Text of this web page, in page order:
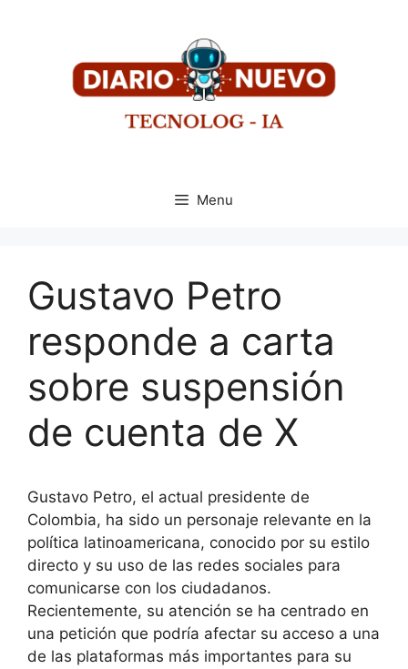
Menu
Gustavo Petro
responde a carta
sobre suspensión
de cuenta de X
Gustavo Petro, el actual presidente de
Colombia, ha sido un personaje relevante en la
política latinoamericana, conocido por su estilo
directo y su uso de las redes sociales para
comunicarse con los ciudadanos.
Recientemente, su atención se ha centrado en
una petición que podría afectar su acceso a una
de las plataformas más importantes para su